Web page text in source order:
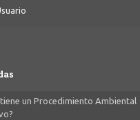
un Procedimiento Ambiental